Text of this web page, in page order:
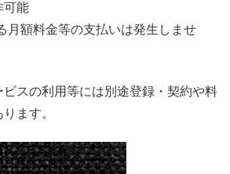
可能
月額料金等の支払いは発生しませ
スの利用等には別途登録・契約や料
ます。